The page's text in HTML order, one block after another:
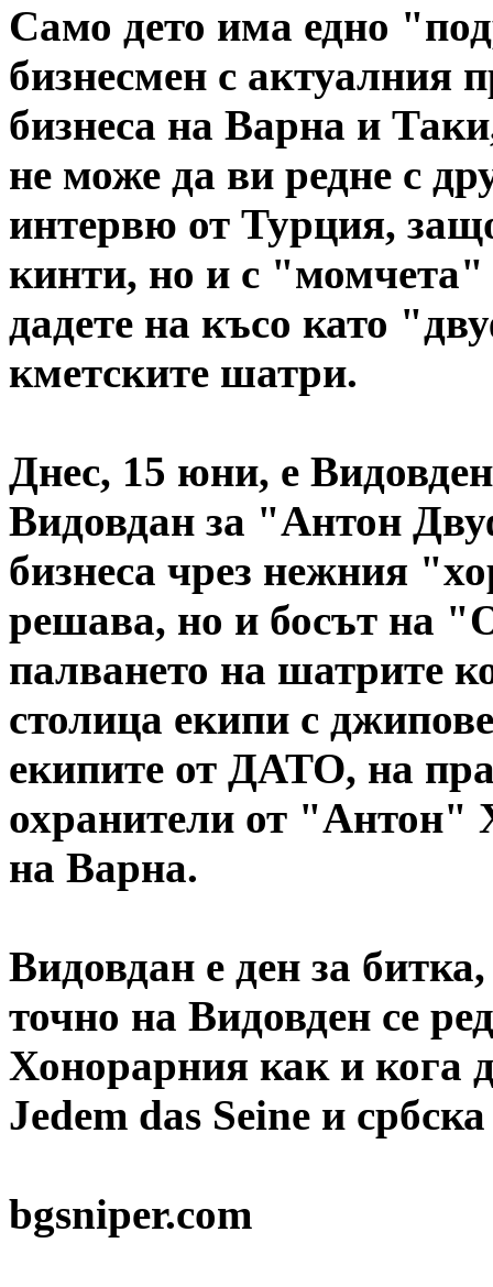
Само дето има едно
бизнесмен с актуалния
бизнеса на Варна и
не може да ви редне с
интервю от Турция,
кинти, но и с
дадете на късо като
кметските шатри.
Днес, 15 юни, е
Видовдан за "Антон
бизнеса чрез нежния
решава, но и босът на
палването на шатрите
столица екипи с
екипите от ДАТО, на
охранители от "Антон"
на Варна.
Видовдан е ден за
точно на Видовден се
Хонорарния как и кога
Jedem das Seine и
bgsniper.com